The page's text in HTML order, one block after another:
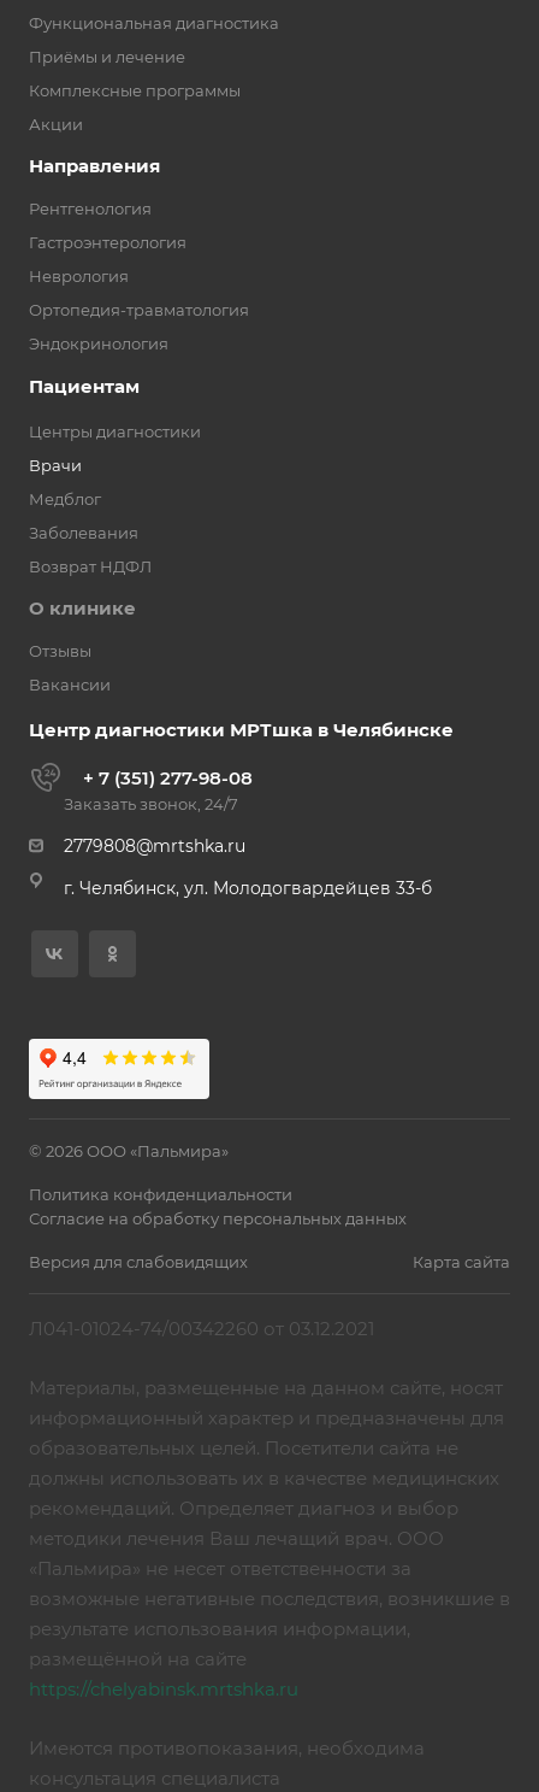
Функциональная диагностика
Приёмы и лечение
Комплексные программы
Акции
Направления
Рентгенология
Гастроэнтерология
Неврология
Ортопедия-травматология
Эндокринология
Пациентам
Центры диагностики
Врачи
Медблог
Заболевания
Возврат НДФЛ
О клинике
Отзывы
Вакансии
Центр диагностики МРТшка в Челябинске
+ 7 (351) 277-98-08
Заказать звонок, 24/7
2779808@mrtshka.ru
г. Челябинск, ул. Молодогвардейцев 33-б
© 2026 ООО «Пальмира»
Политика конфиденциальности
Согласие на обработку персональных данных
Версия для слабовидящих Карта сайта
Л041-01024-74/00342260 от 03.12.2021
Материалы, размещенные на данном сайте, носят
информационный характер и предназначены для
образовательных целей. Посетители сайта не
должны использовать их в качестве медицинских
рекомендаций. Определяет диагноз и выбор
методики лечения Ваш лечащий врач. ООО
«Пальмира» не несет ответственности за
возможные негативные последствия, возникшие в
результате использования информации,
размещённой на сайте
https://chelyabinsk.mrtshka.ru
Имеются противопоказания, необходима
консультация специалиста